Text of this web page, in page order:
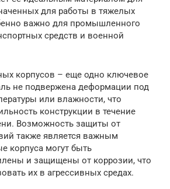
для работы в тяжелых
важно для промышленного
средств и военной
корпусов – еще одно ключевое
не подвержена деформации под
или влажности, что
конструкции в течение
Возможность защиты от
также является важным
корпуса могут быть
и защищены от коррозии, что
их в агрессивных средах.